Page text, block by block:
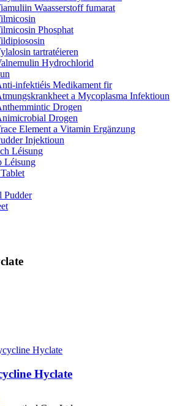
Waasserstoff fumarat
Phosphat
tartratéieren
Hydrochlorid
infektiéis Medikament fir
a Mycoplasma Infektioun
Drogen
Drogen
Element a Vitamin Ergänzung
Injektioun
Léisung
Léisung
Pudder
Hyclate